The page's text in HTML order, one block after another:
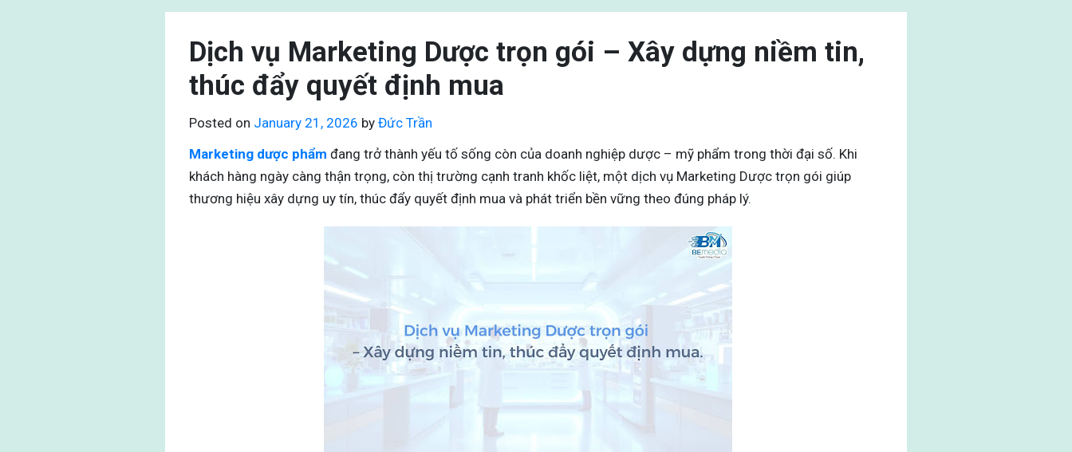
Dịch vụ Marketing Dược trọn gói – Xây dựng niềm tin,
thúc đẩy quyết định mua
Posted on January 21, 2026 by Đức Trần
Marketing dược phẩm đang trở thành yếu tố sống còn của doanh nghiệp dược – mỹ phẩm trong thời đại số. Khi
khách hàng ngày càng thận trọng, còn thị trường cạnh tranh khốc liệt, một dịch vụ Marketing Dược trọn gói giúp
thương hiệu xây dựng uy tín, thúc đẩy quyết định mua và phát triển bền vững theo đúng pháp lý.